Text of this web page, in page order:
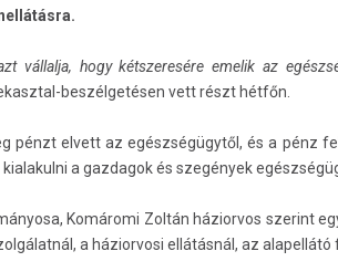
vállalja, hogy kétszeresére emelik az
beszélgetésen vett részt hétfőn.
pénzt elvett az egészségügytől, és a pénz
a gazdagok és szegények
Komáromi Zoltán háziorvos szerint
a háziorvosi ellátásnál, az